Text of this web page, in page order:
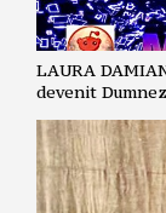
LAURA
devenit